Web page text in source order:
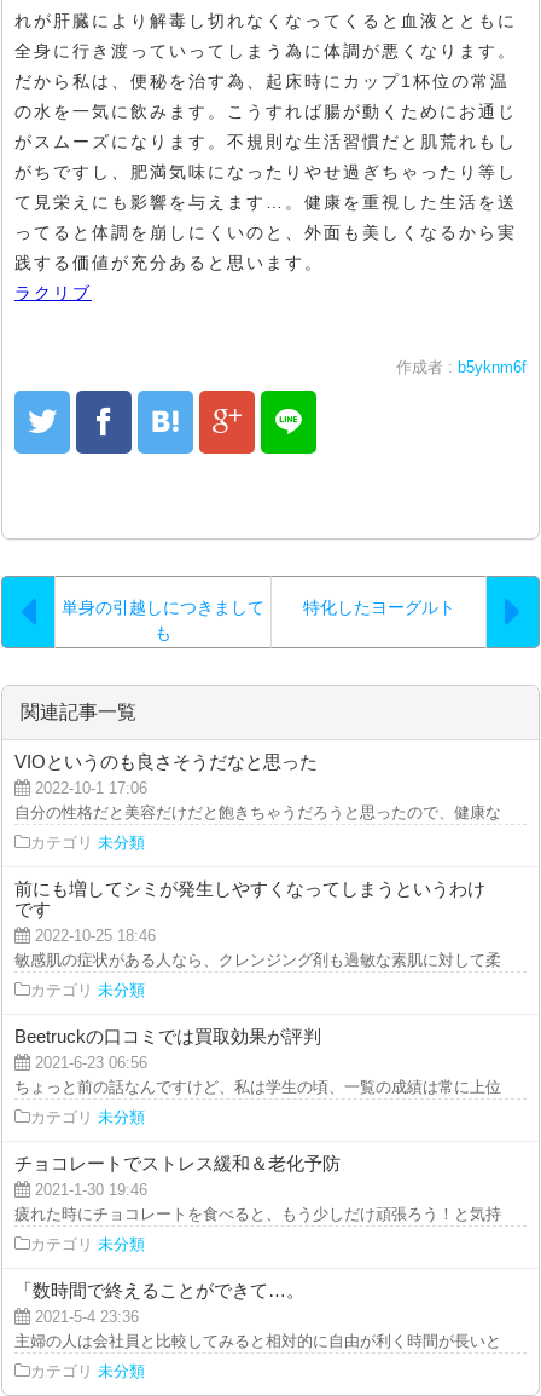
れが肝臓により解毒し切れなくなってくると血液とともに
全身に行き渡っていってしまう為に体調が悪くなります。
だから私は、便秘を治す為、起床時にカップ1杯位の常温
の水を一気に飲みます。こうすれば腸が動くためにお通じ
がスムーズになります。不規則な生活習慣だと肌荒れもし
がちですし、肥満気味になったりやせ過ぎちゃったり等し
て見栄えにも影響を与えます…。健康を重視した生活を送
ってると体調を崩しにくいのと、外面も美しくなるから実
践する価値が充分あると思います。
ラクリブ
作成者 : b5yknm6f
単身の引越しにつきまして
も
特化したヨーグルト
関連記事一覧
VIOというのも良さそうだなと思った
2022-10-1 17:06
自分の性格だと美容だけだと飽きちゃうだろうと思ったので、健康な体作
カテゴリ 未分類
前にも増してシミが発生しやすくなってしまうというわけ
です
2022-10-25 18:46
敏感肌の症状がある人なら、クレンジング剤も過敏な素肌に対して柔和な
カテゴリ 未分類
Beetruckの口コミでは買取効果が評判
2021-6-23 06:56
ちょっと前の話なんですけど、私は学生の頃、一覧の成績は常に上位でし
カテゴリ 未分類
チョコレートでストレス緩和＆老化予防
2021-1-30 19:46
疲れた時にチョコレートを食べると、もう少しだけ頑張ろう！と気持ちを
カテゴリ 未分類
「数時間で終えることができて…。
2021-5-4 23:36
主婦の人は会社員と比較してみると相対的に自由が利く時間が長いと言え
カテゴリ 未分類